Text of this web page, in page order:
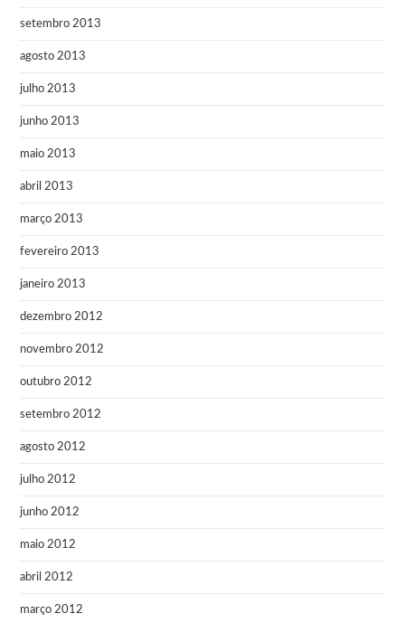
setembro 2013
agosto 2013
julho 2013
junho 2013
maio 2013
abril 2013
março 2013
fevereiro 2013
janeiro 2013
dezembro 2012
novembro 2012
outubro 2012
setembro 2012
agosto 2012
julho 2012
junho 2012
maio 2012
abril 2012
março 2012